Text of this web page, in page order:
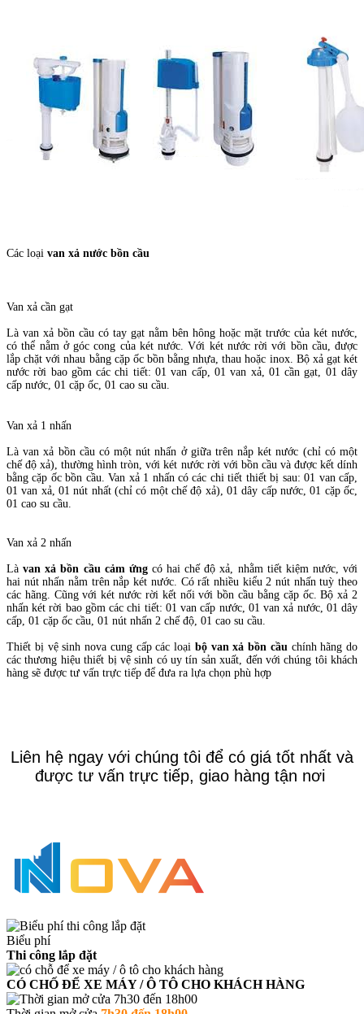
Các loại van xả nước bồn cầu
Van xả cần gạt
Là van xả bồn cầu có tay gạt nằm bên hông hoặc mặt trước của két nước,
có thể nằm ở góc cong của két nước. Với két nước rời với bồn cầu, được
lắp chặt với nhau bằng cặp ốc bồn bằng nhựa, thau hoặc inox. Bộ xả gạt két
nước rời bao gồm các chi tiết: 01 van cấp, 01 van xả, 01 cần gạt, 01 dây
cấp nước, 01 cặp ốc, 01 cao su cầu.
Van xả 1 nhấn
Là van xả bồn cầu có một nút nhấn ở giữa trên nắp két nước (chỉ có một
chế độ xả), thường hình tròn, với két nước rời với bồn cầu và được kết dính
bằng cặp ốc bồn cầu. Van xả 1 nhấn có các chi tiết thiết bị sau: 01 van cấp,
01 van xả, 01 nút nhất (chỉ có một chế độ xả), 01 dây cấp nước, 01 cặp ốc,
01 cao su cầu.
Van xả 2 nhấn
Làvan xả bồn cầu cảm ứngcó hai chế độ xả, nhằm tiết kiệm nước, với
hai nút nhấn nằm trên nắp két nước. Có rất nhiều kiểu 2 nút nhấn tuỳ theo
các hãng. Cũng với két nước rời kết nối với bồn cầu bằng cặp ốc. Bộ xả 2
nhấn két rời bao gồm các chi tiết: 01 van cấp nước, 01 van xả nước, 01 dây
cấp, 01 cặp ốc cầu, 01 nút nhấn 2 chế độ, 01 cao su cầu.
Thiết bị vệ sinh nova cung cấp các loại bộ van xả bồn cầu chính hãng do
các thương hiệu thiết bị vệ sinh có uy tín sản xuất, đến với chúng tôi khách
hàng sẽ được tư vấn trực tiếp để đưa ra lựa chọn phù hợp
Liên hệ ngay với chúng tôi để có giá tốt nhất và
được tư vấn trực tiếp, giao hàng tận nơi
Biểu phí
Thi công lắp đặt
CÓ CHỐ ĐỂ XE MÁY / Ô TÔ CHO KHÁCH HÀNG